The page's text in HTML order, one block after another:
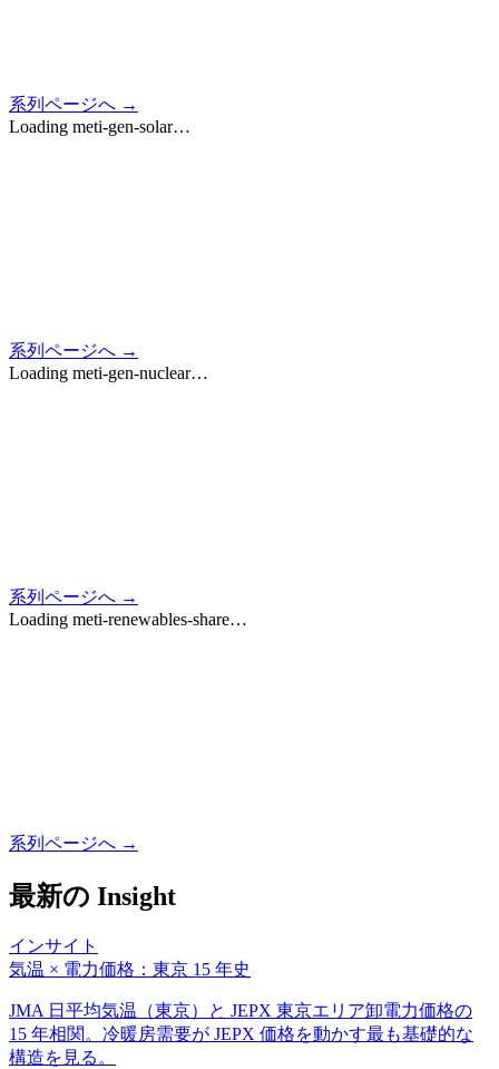
系列ページへ →
Loading meti-gen-solar…
系列ページへ →
Loading meti-gen-nuclear…
系列ページへ →
Loading meti-renewables-share…
系列ページへ →
最新の Insight
インサイト
気温 × 電力価格：東京 15 年史
JMA 日平均気温（東京）と JEPX 東京エリア卸電力価格の
15 年相関。冷暖房需要が JEPX 価格を動かす最も基礎的な
構造を見る。